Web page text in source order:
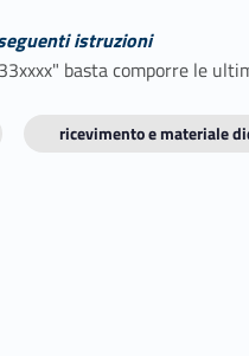
istruzioni
basta comporre le
ricevimento e materiale